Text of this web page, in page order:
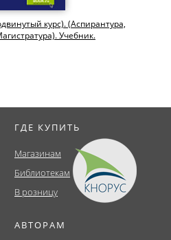
курс). (Аспирантура,
Учебник.
ГДЕ КУПИТЬ
Магазинам
Библиотекам
В розницу
АВТОРАМ